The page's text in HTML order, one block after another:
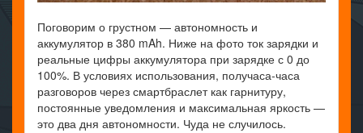
Поговорим о грустном — автономность и
аккумулятор в 380 mAh. Ниже на фото ток зарядки и
реальные цифры аккумулятора при зарядке с 0 до
100%. В условиях использования, получаса-часа
разговоров через смартбраслет как гарнитуру,
постоянные уведомления и максимальная яркость —
это два дня автономности. Чуда не случилось.